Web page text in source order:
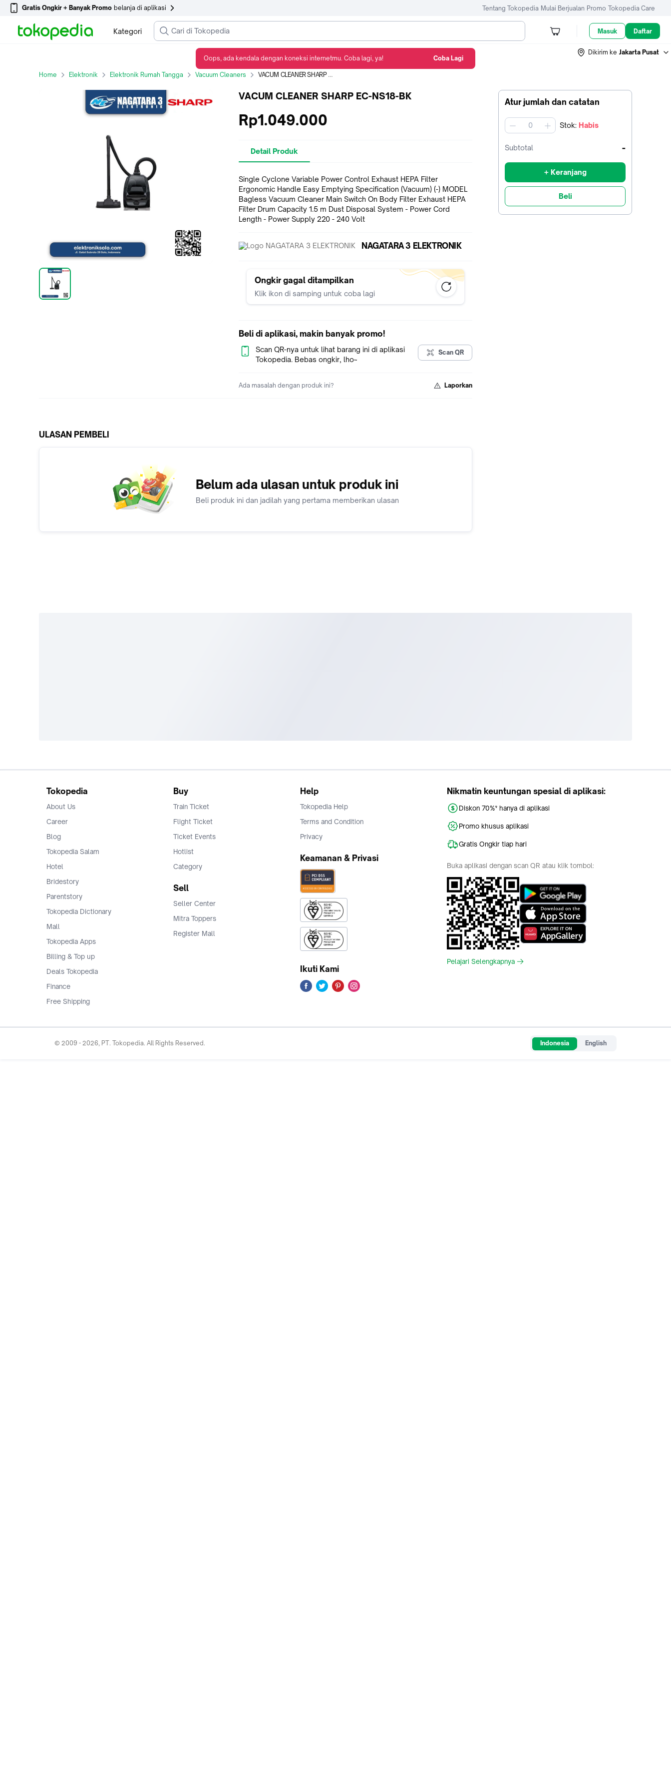
Gratis Ongkir + Banyak Promo belanja di aplikasi Tentang Tokopedia Mulai Berjualan Promo Tokopedia Care
Kategori Masuk Daftar
Dikirim ke Jakarta Pusat
Home Elektronik Elektronik Rumah Tangga Vacuum Cleaners VACUM CLEANER SHARP EC-NS18-BK
Atur jumlah dan catatan
jumlah Stok: Habis
Subtotal -
+ Keranjang
Beli
VACUM CLEANER SHARP EC-NS18-BK
Rp1.049.000
Detail Produk
Single Cyclone Variable Power Control Exhaust HEPA Filter
Ergonomic Handle Easy Emptying Specification (Vacuum) (-) MODEL
Bagless Vacuum Cleaner Main Switch On Body Filter Exhaust HEPA
Filter Drum Capacity 1.5 m Dust Disposal System - Power Cord
Length - Power Supply 220 - 240 Volt
NAGATARA 3 ELEKTRONIK
Ongkir gagal ditampilkan
Klik ikon di samping untuk coba lagi
Beli di aplikasi, makin banyak promo!
Scan QR-nya untuk lihat barang ini di aplikasi
Tokopedia. Bebas ongkir, lho~
Scan QR
Ada masalah dengan produk ini? Laporkan
ULASAN PEMBELI
Belum ada ulasan untuk produk ini
Beli produk ini dan jadilah yang pertama memberikan ulasan
Tokopedia
About Us
Career
Blog
Tokopedia Salam
Hotel
Bridestory
Parentstory
Tokopedia Dictionary
Mall
Tokopedia Apps
Billing & Top up
Deals Tokopedia
Finance
Free Shipping
Buy
Train Ticket
Flight Ticket
Ticket Events
Hotlist
Category
Sell
Seller Center
Mitra Toppers
Register Mall
Help
Tokopedia Help
Terms and Condition
Privacy
Keamanan & Privasi
Ikuti Kami
Nikmatin keuntungan spesial di aplikasi:
Diskon 70%* hanya di aplikasi
Promo khusus aplikasi
Gratis Ongkir tiap hari
Buka aplikasi dengan scan QR atau klik tombol:
Pelajari Selengkapnya
© 2009 - 2026, PT. Tokopedia. All Rights Reserved. Indonesia English
Oops, ada kendala dengan koneksi internetmu. Coba lagi, ya! Coba Lagi